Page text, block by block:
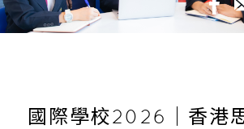
國際學校2026｜香港